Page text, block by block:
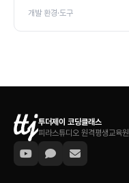
개발 환경·도구
투더제이 코딩클래스
피라스튜디오 원격평생교육원